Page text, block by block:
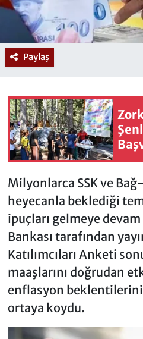
Paylaş
Milyonlarca SSK ve
heyecanla beklediği
ipuçları gelmeye
Bankası tarafından
Katılımcıları Anketi
maaşlarını doğrudan
enflasyon
ortaya koydu.